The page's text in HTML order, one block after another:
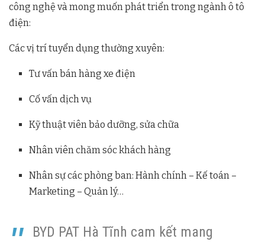
công nghệ và mong muốn phát triển trong ngành ô tô
điện:
Các vị trí tuyển dụng thường xuyên:
Tư vấn bán hàng xe điện
Cố vấn dịch vụ
Kỹ thuật viên bảo dưỡng, sửa chữa
Nhân viên chăm sóc khách hàng
Nhân sự các phòng ban: Hành chính – Kế toán –
Marketing – Quản lý…
BYD PAT Hà Tĩnh cam kết mang